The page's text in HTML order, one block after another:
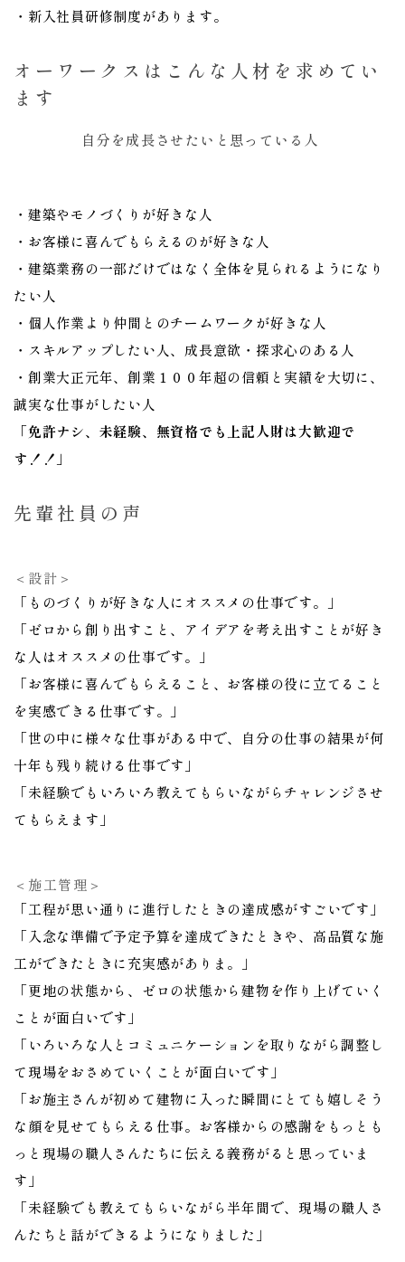
・新入社員研修制度があります。
オーワークスはこんな人材を求めてい
ます
自分を成長させたいと思っている人
・建築やモノづくりが好きな人
・お客様に喜んでもらえるのが好きな人
・建築業務の一部だけではなく全体を見られるようになり
たい人
・個人作業より仲間とのチームワークが好きな人
・スキルアップしたい人、成長意欲・探求心のある人
・創業大正元年、創業１００年超の信頼と実績を大切に、
誠実な仕事がしたい人
「免許ナシ、未経験、無資格でも上記人財は大歓迎で
す！！ 」
先輩社員の声
＜設計＞
「ものづくりが好きな人にオススメの仕事です。」
「ゼロから創り出すこと、アイデアを考え出すことが好き
な人はオススメの仕事です。」
「お客様に喜んでもらえること、お客様の役に立てること
を実感できる仕事です。」
「世の中に様々な仕事がある中で、自分の仕事の結果が何
十年も残り続ける仕事です」
「未経験でもいろいろ教えてもらいながらチャレンジさせ
てもらえます」
＜施工管理＞
「工程が思い通りに進行したときの達成感がすごいです」
「入念な準備で予定予算を達成できたときや、高品質な施
工ができたときに充実感がありま。」
「更地の状態から、ゼロの状態から建物を作り上げていく
ことが面白いです」
「いろいろな人とコミュニケーションを取りながら調整し
て現場をおさめていくことが面白いです」
「お施主さんが初めて建物に入った瞬間にとても嬉しそう
な顔を見せてもらえる仕事。お客様からの感謝をもっとも
っと現場の職人さんたちに伝える義務がると思っていま
す」
「未経験でも教えてもらいながら半年間で、現場の職人さ
んたちと話ができるようになりました」